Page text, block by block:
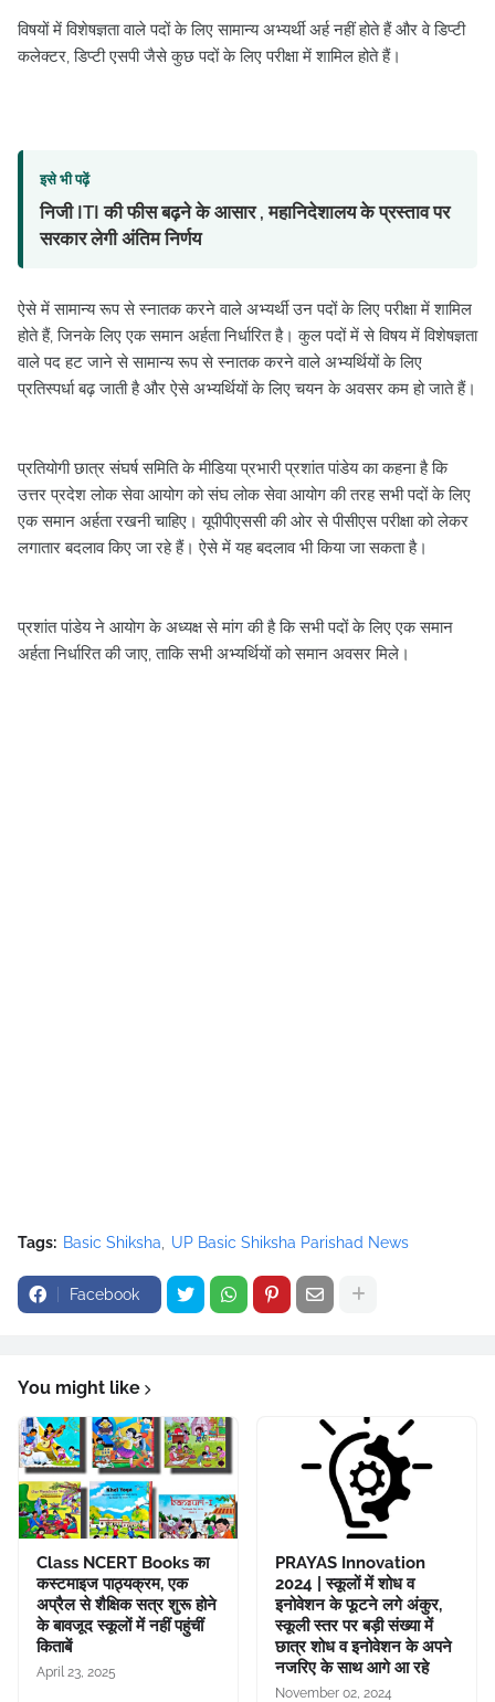
विषयों में विशेषज्ञता वाले पदों के लिए सामान्य अभ्यर्थी अर्ह नहीं होते हैं और वे डिप्टी
कलेक्टर, डिप्टी एसपी जैसे कुछ पदों के लिए परीक्षा में शामिल होते हैं।
इसे भी पढ़ें
निजी ITI की फीस बढ़ने के आसार , महानिदेशालय के प्रस्ताव पर
सरकार लेगी अंतिम निर्णय
ऐसे में सामान्य रूप से स्नातक करने वाले अभ्यर्थी उन पदों के लिए परीक्षा में शामिल
होते हैं, जिनके लिए एक समान अर्हता निर्धारित है। कुल पदों में से विषय में विशेषज्ञता
वाले पद हट जाने से सामान्य रूप से स्नातक करने वाले अभ्यर्थियों के लिए
प्रतिस्पर्धा बढ़ जाती है और ऐसे अभ्यर्थियों के लिए चयन के अवसर कम हो जाते हैं।
प्रतियोगी छात्र संघर्ष समिति के मीडिया प्रभारी प्रशांत पांडेय का कहना है कि
उत्तर प्रदेश लोक सेवा आयोग को संघ लोक सेवा आयोग की तरह सभी पदों के लिए
एक समान अर्हता रखनी चाहिए। यूपीपीएससी की ओर से पीसीएस परीक्षा को लेकर
लगातार बदलाव किए जा रहे हैं। ऐसे में यह बदलाव भी किया जा सकता है।
प्रशांत पांडेय ने आयोग के अध्यक्ष से मांग की है कि सभी पदों के लिए एक समान
अर्हता निर्धारित की जाए, ताकि सभी अभ्यर्थियों को समान अवसर मिले।
Tags: Basic Shiksha UP Basic Shiksha Parishad News
Facebook
You might like
Class NCERT Books का
कस्टमाइज पाठ्यक्रम, एक
अप्रैल से शैक्षिक सत्र शुरू होने
के बावजूद स्कूलों में नहीं पहुंचीं
किताबें
April 23, 2025
PRAYAS Innovation
2024 | स्कूलों में शोध व
इनोवेशन के फूटने लगे अंकुर,
स्कूली स्तर पर बड़ी संख्या में
छात्र शोध व इनोवेशन के अपने
नजरिए के साथ आगे आ रहे
November 02, 2024